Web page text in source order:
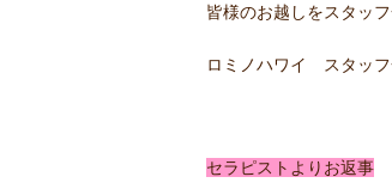
皆様のお越しをスタッ
ロミノハワイ スタッフ
セラピストよりお返事